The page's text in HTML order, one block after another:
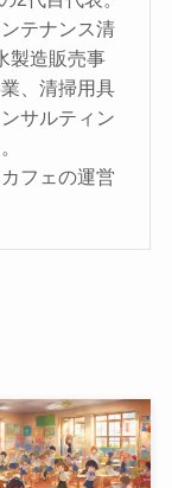
テナンス清
製造販売事
、清掃用具
サルティン
フェの運営